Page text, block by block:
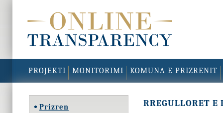
PROJEKTI MONITORIMI KOMUNA E PRIZRENIT
Prizren
RREGULLORET E